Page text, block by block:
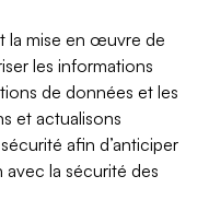
la mise en œuvre de
les informations
de données et les
et actualisons
afin d’anticiper
avec la sécurité des